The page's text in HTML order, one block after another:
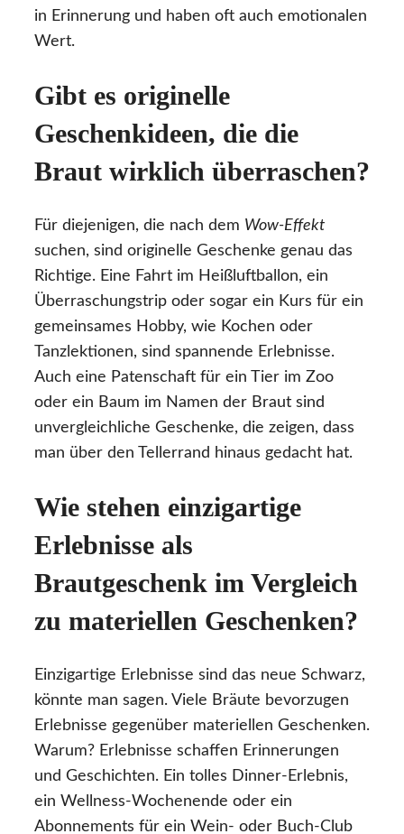
in Erinnerung und haben oft auch emotionalen
Wert.
Gibt es originelle
Geschenkideen, die die
Braut wirklich überraschen?
Für diejenigen, die nach dem Wow-Effekt
suchen, sind originelle Geschenke genau das
Richtige. Eine Fahrt im Heißluftballon, ein
Überraschungstrip oder sogar ein Kurs für ein
gemeinsames Hobby, wie Kochen oder
Tanzlektionen, sind spannende Erlebnisse.
Auch eine Patenschaft für ein Tier im Zoo
oder ein Baum im Namen der Braut sind
unvergleichliche Geschenke, die zeigen, dass
man über den Tellerrand hinaus gedacht hat.
Wie stehen einzigartige
Erlebnisse als
Brautgeschenk im Vergleich
zu materiellen Geschenken?
Einzigartige Erlebnisse sind das neue Schwarz,
könnte man sagen. Viele Bräute bevorzugen
Erlebnisse gegenüber materiellen Geschenken.
Warum? Erlebnisse schaffen Erinnerungen
und Geschichten. Ein tolles Dinner-Erlebnis,
ein Wellness-Wochenende oder ein
Abonnements für ein Wein- oder Buch-Club